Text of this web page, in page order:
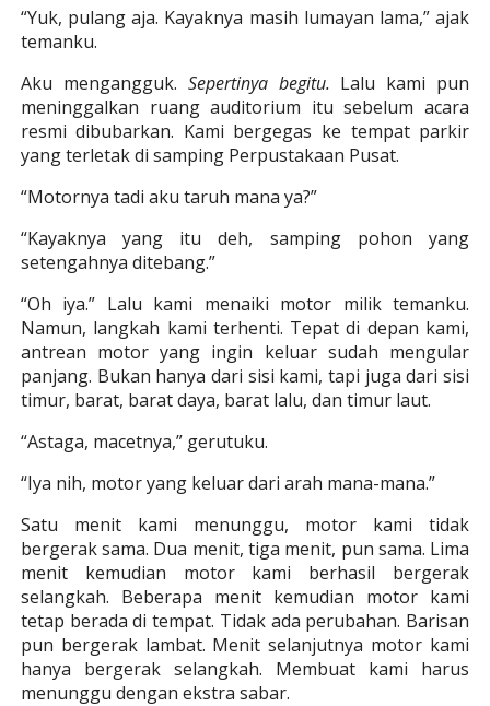
“Yuk, pulang aja. Kayaknya masih lumayan lama,” ajak
temanku.
Aku mengangguk. Sepertinya begitu. Lalu kami pun
meninggalkan ruang auditorium itu sebelum acara
resmi dibubarkan. Kami bergegas ke tempat parkir
yang terletak di samping Perpustakaan Pusat.
“Motornya tadi aku taruh mana ya?”
“Kayaknya yang itu deh, samping pohon yang
setengahnya ditebang.”
“Oh iya.” Lalu kami menaiki motor milik temanku.
Namun, langkah kami terhenti. Tepat di depan kami,
antrean motor yang ingin keluar sudah mengular
panjang. Bukan hanya dari sisi kami, tapi juga dari sisi
timur, barat, barat daya, barat lalu, dan timur laut.
“Astaga, macetnya,” gerutuku.
“Iya nih, motor yang keluar dari arah mana-mana.”
Satu menit kami menunggu, motor kami tidak
bergerak sama. Dua menit, tiga menit, pun sama. Lima
menit kemudian motor kami berhasil bergerak
selangkah. Beberapa menit kemudian motor kami
tetap berada di tempat. Tidak ada perubahan. Barisan
pun bergerak lambat. Menit selanjutnya motor kami
hanya bergerak selangkah. Membuat kami harus
menunggu dengan ekstra sabar.